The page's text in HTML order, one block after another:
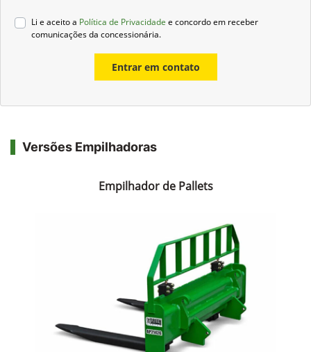
Li e aceito a Política de Privacidade e concordo em receber
comunicações da concessionária.
Entrar em contato
Versões Empilhadoras
Empilhador de Pallets